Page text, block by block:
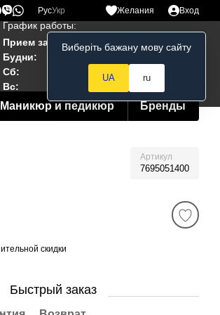
РусУкр Желания Вход
График работы:
Прием заказов 24/7
Будни:
10:00–19:00
Сб:
12:00–18:00
Вс:
Мой заказ
Маникюр и педикюр Бренды
Артикул
7695051400
скидки
Быстрый заказ
Виберіть бажану мову сайту
UA ru